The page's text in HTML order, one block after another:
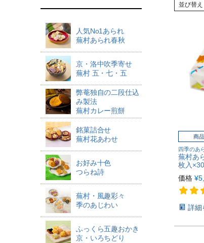
人気No1あられ
蕪村あられ春秋
京・洛中吹季寄せ
蕪村 五・七・五
弊菴独自の二段仕込
み製法
蕪村カレー煎餅
銘菓詰合せ
蕪村花あわせ
お好み十色
つらね詩
蕪村・風趣彩々
季のあじわい
ふっくら五趣おかき
京・いろちどり
並び替え
商
四季のあ
蕪村あ
枚入
価格 ¥
詳細